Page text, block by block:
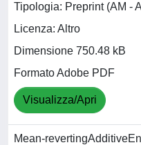
Tipologia: Preprint (AM -
Licenza: Altro
Dimensione 750.48 kB
Formato Adobe PDF
Visualizza/Apri
Mean-